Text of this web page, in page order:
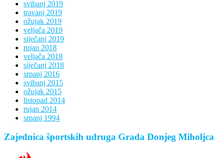
svibanj 2019
travanj 2019
ožujak 2019
veljača 2019
siječanj 2019
rujan 2018
veljača 2018
siječanj 2018
srpanj 2016
svibanj 2015
ožujak 2015
listopad 2014
rujan 2014
srpanj 1994
Zajednica športskih udruga Grada Donjeg Miholjca